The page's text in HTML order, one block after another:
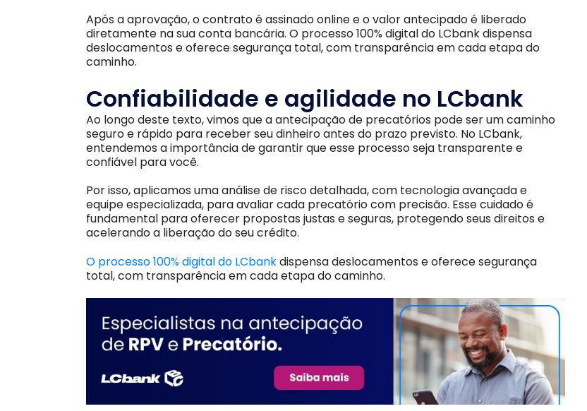
Após a aprovação, o contrato é assinado online e o valor antecipado é liberado
diretamente na sua conta bancária. O processo 100% digital do LCbank dispensa
deslocamentos e oferece segurança total, com transparência em cada etapa do
caminho.​
Confiabilidade e agilidade no LCbank
Ao longo deste texto, vimos que a antecipação de precatórios pode ser um caminho
seguro e rápido para receber seu dinheiro antes do prazo previsto. No LCbank,
entendemos a importância de garantir que esse processo seja transparente e
confiável para você.
Por isso, aplicamos uma análise de risco detalhada, com tecnologia avançada e
equipe especializada, para avaliar cada precatório com precisão. Esse cuidado é
fundamental para oferecer propostas justas e seguras, protegendo seus direitos e
acelerando a liberação do seu crédito.
O processo 100% digital do LCbankdispensa deslocamentos e oferece segurança
total, com transparência em cada etapa do caminho.